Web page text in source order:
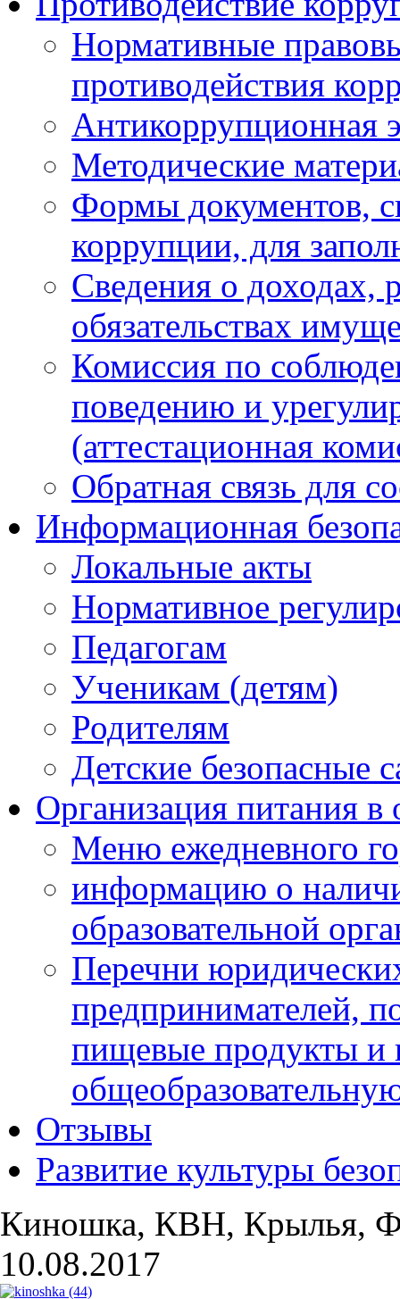
Нормативные
противодействия
Антикоррупционная
Методические
Формы документов,
коррупции, для
Сведения о доходах,
обязательствах
Комиссия по
поведению и
(аттестационная
Обратная связь для
Информационная
Локальные акты
Нормативное
Педагогам
Ученикам (детям)
Родителям
Детские безопасные
Организация питания в
Меню ежедневного
информацию о
образовательной
Перечни
предпринимателей,
пищевые продукты и
Отзывы
Развитие культуры
Киношка, КВН, Крылья,
10.08.2017